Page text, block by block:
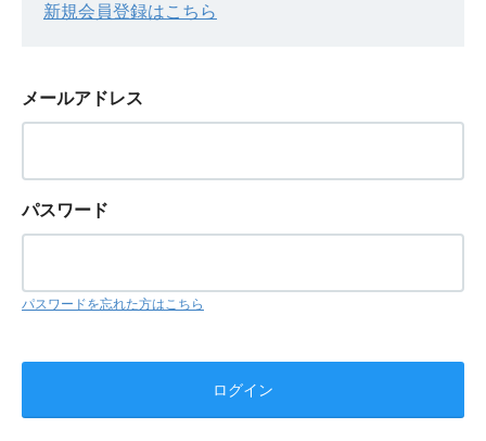
新規会員登録はこちら
メールアドレス
パスワード
パスワードを忘れた方はこちら